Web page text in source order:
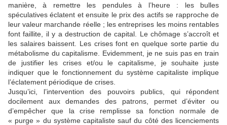
manière, à remettre les pendules à l’heure : les bulles
spéculatives éclatent et ensuite le prix des actifs se rapproche de
leur valeur marchande réelle ; les entreprises les moins rentables
font faillite, il y a destruction de capital. Le chômage s’accroît et
les salaires baissent. Les crises font en quelque sorte partie du
métabolisme du capitalisme. Evidemment, je ne suis pas en train
de justifier les crises et/ou le capitalisme, je souhaite juste
indiquer que le fonctionnement du système capitaliste implique
l’éclatement périodique de crises.
Jusqu’ici, l’intervention des pouvoirs publics, qui répondent
docilement aux demandes des patrons, permet d’éviter ou
d’empêcher que la crise remplisse sa fonction normale de
« purge » du système capitaliste sauf du côté des licenciements